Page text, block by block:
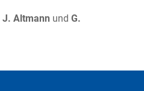
J. Altmann und G.